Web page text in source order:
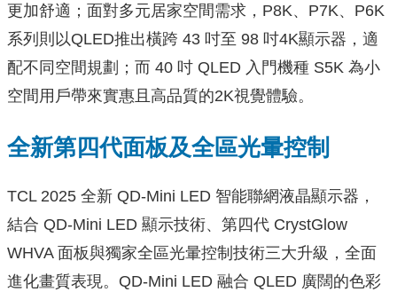
更加舒適；面對多元居家空間需求，P8K、P7K、P6K
系列則以QLED推出橫跨 43 吋至 98 吋4K顯示器，適
配不同空間規劃；而 40 吋 QLED 入門機種 S5K 為小
空間用戶帶來實惠且高品質的2K視覺體驗。
全新第四代面板及全區光暈控制
TCL 2025 全新 QD-Mini LED 智能聯網液晶顯示器，
結合 QD-Mini LED 顯示技術、第四代 CrystGlow
WHVA 面板與獨家全區光暈控制技術三大升級，全面
進化畫質表現。QD-Mini LED 融合 QLED 廣闊的色彩